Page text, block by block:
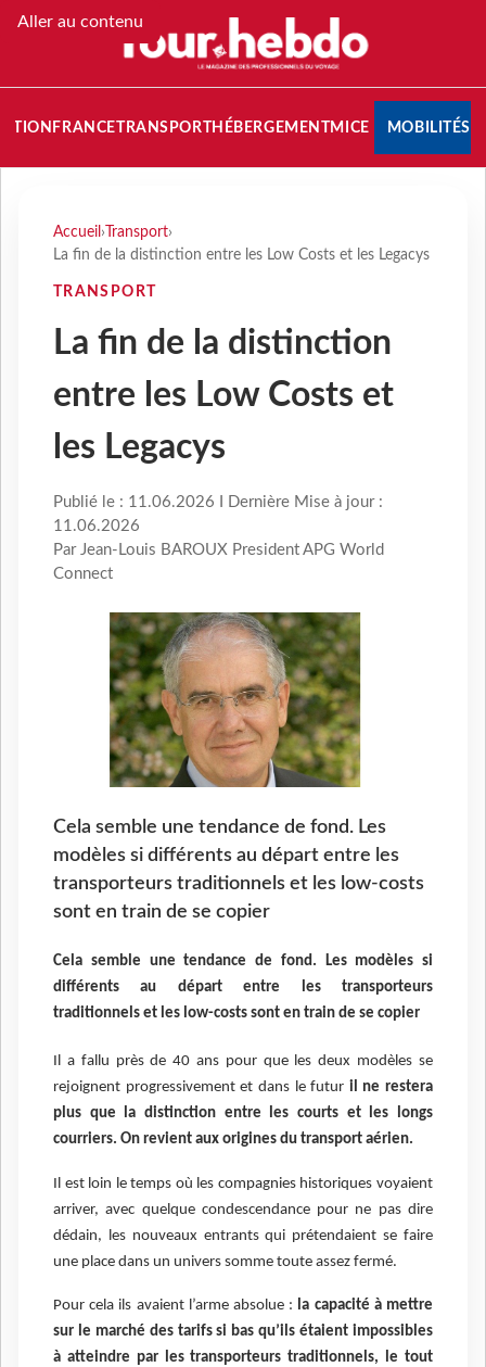
Aller au contenu
FRANCETRANSPORT HÉBERGEMENTMICE MOBILITÉS
Accueil › Transport›
La fin de la distinction entre les Low Costs et les Legacys
TRANSPORT
La fin de la distinction
entre les Low Costs et
les Legacys
Publié le : 11.06.2026 I Dernière Mise à jour :
11.06.2026
Par Jean-Louis BAROUX President APG World
Connect
Cela semble une tendance de fond. Les
modèles si différents au départ entre les
transporteurs traditionnels et les low-costs
sont en train de se copier
Cela semble une tendance de fond. Les modèles si
différents au départ entre les transporteurs
traditionnels et les low-costs sont en train de se copier
Il a fallu près de 40 ans pour que les deux modèles se
rejoignent progressivement et dans le futur il ne restera
plus que la distinction entre les courts et les longs
courriers. On revient aux origines du transport aérien.
Il est loin le temps où les compagnies historiques voyaient
arriver, avec quelque condescendance pour ne pas dire
dédain, les nouveaux entrants qui prétendaient se faire
une place dans un univers somme toute assez fermé.
Pour cela ils avaient l’arme absolue : la capacité à mettre
sur le marché des tarifs si bas qu’ils étaient impossibles
à atteindre par les transporteurs traditionnels, le tout